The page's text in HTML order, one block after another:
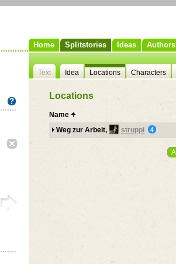
Home Splitstories Ideas Authors
Text Idea Locations Characters
Locations
Name
Weg zur Arbeit,
struppi